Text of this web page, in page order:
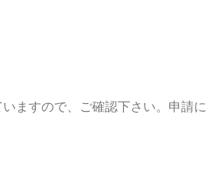
ますので、ご確認下さい。申請に